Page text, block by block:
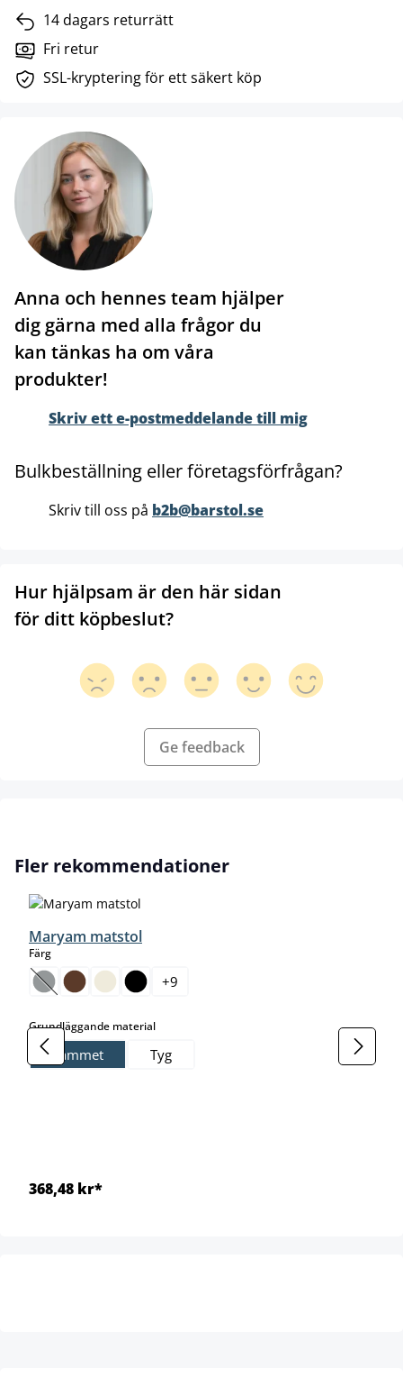
14 dagars returrätt
Fri retur
SSL-kryptering för ett säkert köp
Anna och hennes team hjälper
dig gärna med alla frågor du
kan tänkas ha om våra
produkter!
Skriv ett e-postmeddelande till mig
Bulkbeställning eller företagsförfrågan?
Skriv till oss på b2b@barstol.se
Hur hjälpsam är den här sidan
för ditt köpbeslut?
Ge feedback
Hoppa över produktgalleri
Fler rekommendationer
Maryam matstol
Färgselect
(Det här alternativet är för närvarande inte tillgängligt.)
+9
Grundläggande materialselect
Sammet Tyg
368,48 kr*